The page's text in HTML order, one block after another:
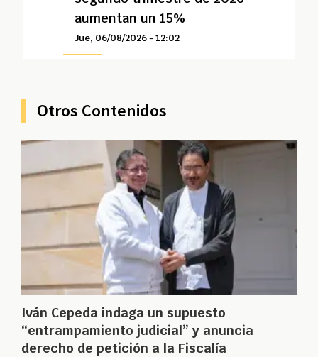
aumentan un 15%
Jue, 06/08/2026 - 12:02
Otros Contenidos
Iván Cepeda indaga un supuesto
“entrampamiento judicial” y anuncia
derecho de petición a la Fiscalía